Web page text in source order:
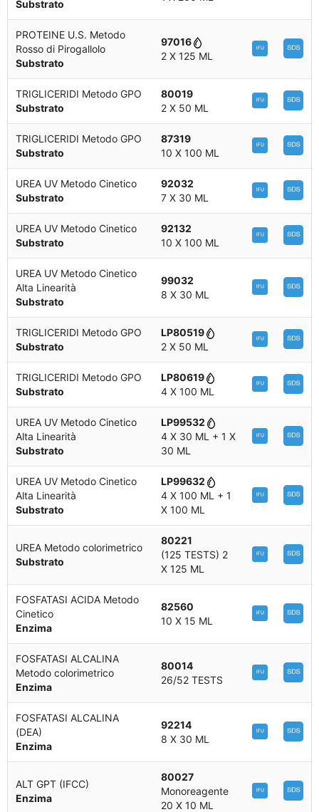
Substrato
PROTEINE U.S. Metodo
Rosso di Pirogallolo
Substrato
97016
2 X 125 ML
TRIGLICERIDI Metodo GPO
Substrato
80019
2 X 50 ML
TRIGLICERIDI Metodo GPO
Substrato
87319
10 X 100 ML
UREA UV Metodo Cinetico
Substrato
92032
7 X 30 ML
UREA UV Metodo Cinetico
Substrato
92132
10 X 100 ML
UREA UV Metodo Cinetico
Alta Linearità
Substrato
99032
8 X 30 ML
TRIGLICERIDI Metodo GPO
Substrato
LP80519
2 X 50 ML
TRIGLICERIDI Metodo GPO
Substrato
LP80619
4 X 100 ML
UREA UV Metodo Cinetico
Alta Linearità
Substrato
LP99532
4 X 30 ML + 1 X
30 ML
UREA UV Metodo Cinetico
Alta Linearità
Substrato
LP99632
4 X 100 ML + 1
X 100 ML
UREA Metodo colorimetrico
Substrato
80221
(125 TESTS) 2
X 125 ML
FOSFATASI ACIDA Metodo
Cinetico
Enzima
82560
10 X 15 ML
FOSFATASI ALCALINA
Metodo colorimetrico
Enzima
80014
26/52 TESTS
FOSFATASI ALCALINA
(DEA)
Enzima
92214
8 X 30 ML
ALT GPT (IFCC)
Enzima
80027
Monoreagente
20 X 10 ML